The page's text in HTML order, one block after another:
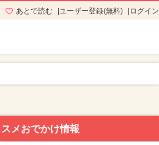
あとで読む ユーザー登録(無料) ログイン
メおでかけ情報